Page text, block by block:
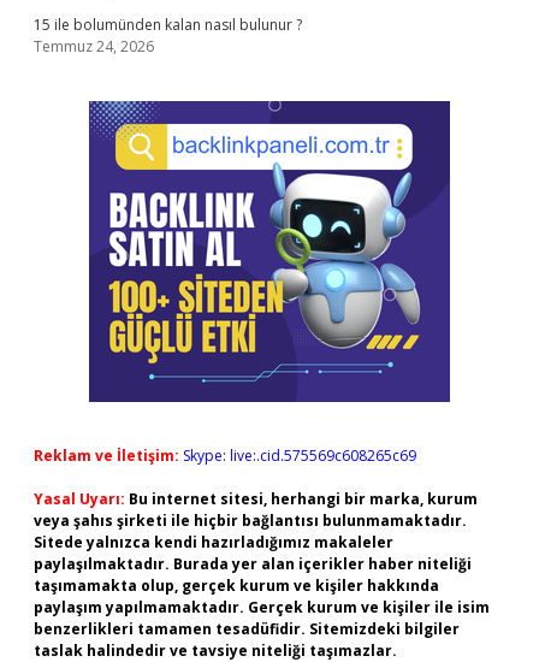
15 ile bolumünden kalan nasıl bulunur ?
Temmuz 24, 2026
Reklam ve İletişim: Skype: live:.cid.575569c608265c69
Yasal Uyarı: Bu internet sitesi, herhangi bir marka, kurum
veya şahıs şirketi ile hiçbir bağlantısı bulunmamaktadır.
Sitede yalnızca kendi hazırladığımız makaleler
paylaşılmaktadır. Burada yer alan içerikler haber niteliği
taşımamakta olup, gerçek kurum ve kişiler hakkında
paylaşım yapılmamaktadır. Gerçek kurum ve kişiler ile isim
benzerlikleri tamamen tesadüfidir. Sitemizdeki bilgiler
taslak halindedir ve tavsiye niteliği taşımazlar.